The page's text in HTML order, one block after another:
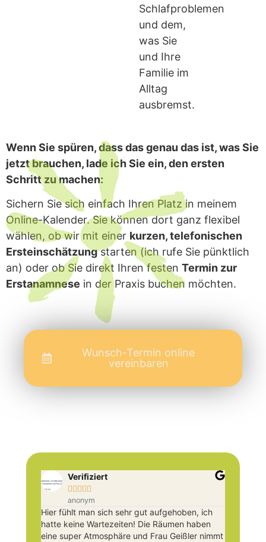
Schlafproblemen
und dem,
was Sie
und Ihre
Familie im
Alltag
ausbremst.
Wenn Sie spüren, dass das genau das ist, was Sie
jetzt brauchen, lade ich Sie ein, den ersten
Schritt zu machen:
Sichern Sie sich einfach Ihren Platz in meinem
Online-Kalender. Sie können dort ganz flexibel
wählen, ob wir mit einer kurzen, telefonischen
Ersteinschätzungstarten (ich rufe Sie pünktlich
an) oder ob Sie direkt Ihren festen Termin zur
Erstanamnese in der Praxis buchen möchten.
Wunsch-Termin online
vereinbaren
Verifiziert
    
anonym
Hier fühlt man sich sehr gut aufgehoben, ich
hatte keine Wartezeiten! Die Räumen haben
eine super Atmosphäre und Frau Geißler nimmt